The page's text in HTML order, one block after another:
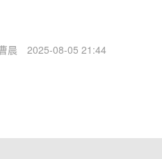
晨 2025-08-05 21:44